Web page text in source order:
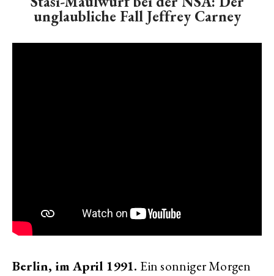
unglaubliche Fall Jeffrey Carney
Berlin, im April 1991. Ein sonniger Morgen